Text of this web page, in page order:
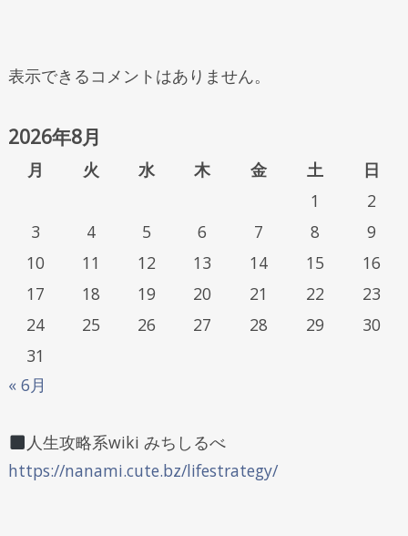
表示できるコメントはありません。
2026年8月
月 火 水 木 金 土
日
1
2
3
4 5 6 7 8
9
10
11 12 13 14 15
16
17
18 19 20 21 22
23
24
25 26 27 28 29
30
31
« 6月
人生攻略系wiki みちしるべ
https://nanami.cute.bz/lifestrategy/